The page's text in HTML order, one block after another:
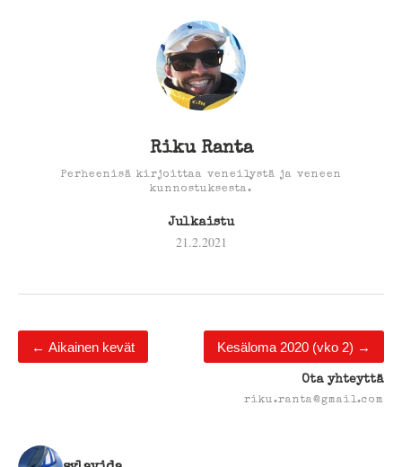
Riku Ranta
Perheenisä kirjoittaa veneilystä ja veneen
kunnostuksesta.
Julkaistu
21.2.2021
← Aikainen kevät Kesäloma 2020 (vko 2) →
Ota yhteyttä
riku.ranta@gmail.com